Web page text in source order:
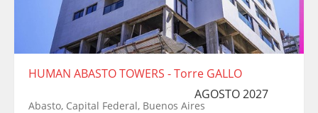
HUMAN ABASTO TOWERS - Torre GALLO
AGOSTO 2027
Abasto, Capital Federal, Buenos Aires